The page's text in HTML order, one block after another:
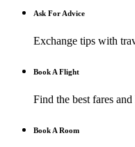
Ask For Advice
Exchange tips with
Book A Flight
Find the best fares
Book A Room